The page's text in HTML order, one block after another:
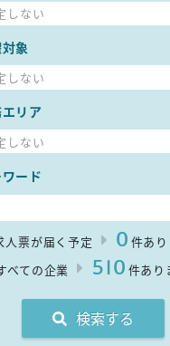
しない
象
しない
リア
しない
ード
人票が届く予定 0 件あ
べての企業
510 件あり
検索する